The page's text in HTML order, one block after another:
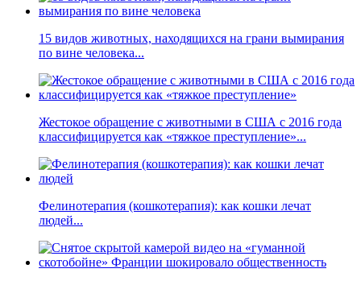
15 видов животных, находящихся на грани вымирания
по вине человека...
Жестокое обращение с животными в США с 2016 года
классифицируется как «тяжкое преступление»...
Фелинотерапия (кошкотерапия): как кошки лечат
людей...